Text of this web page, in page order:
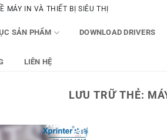
MÁY IN VÀ THIẾT BỊ SIÊU THỊ
SẢN PHẨM DOWNLOAD DRIVERS
LIÊN HỆ
LƯU TRỮ THẺ: